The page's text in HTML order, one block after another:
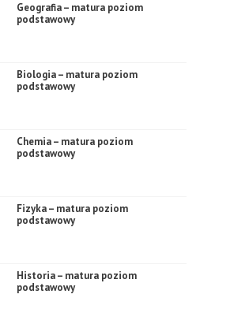
Geografia – matura poziom
podstawowy
Biologia – matura poziom
podstawowy
Chemia – matura poziom
podstawowy
Fizyka – matura poziom
podstawowy
Historia – matura poziom
podstawowy